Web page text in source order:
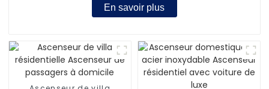
En savoir plus